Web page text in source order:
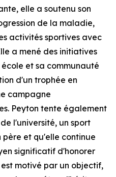
elle a soutenu son
de la maladie,
activités sportives avec
a mené des initiatives
et sa communauté
d'un trophée en
campagne
Peyton tente également
l'université, un sport
et qu'elle continue
significatif d'honorer
motivé par un objectif,